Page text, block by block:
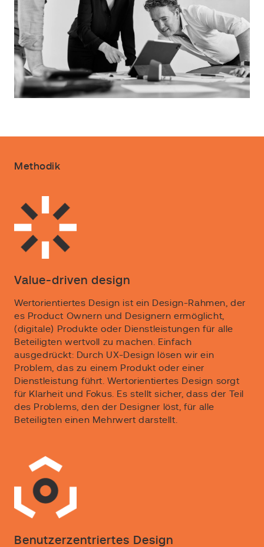
Methodik
Value-driven design
Wertorientiertes Design ist ein Design-Rahmen, der
es Product Ownern und Designern ermöglicht,
(digitale) Produkte oder Dienstleistungen für alle
Beteiligten wertvoll zu machen. Einfach
ausgedrückt: Durch UX-Design lösen wir ein
Problem, das zu einem Produkt oder einer
Dienstleistung führt. Wertorientiertes Design sorgt
für Klarheit und Fokus. Es stellt sicher, dass der Teil
des Problems, den der Designer löst, für alle
Beteiligten einen Mehrwert darstellt.
Benutzerzentriertes Design